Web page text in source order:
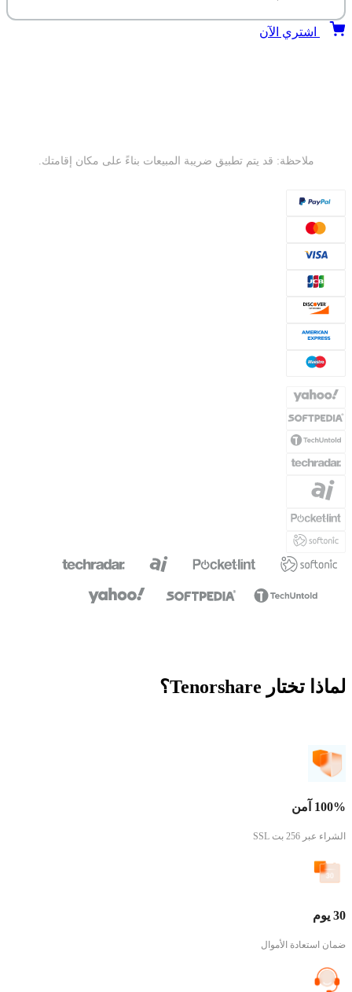
اشتري الآن
ملاحظة: قد يتم تطبيق ضريبة المبيعات بناءً على مكان إقامتك.
لماذا تختار Tenorshare؟
100% آمن
الشراء عبر 256 بت SSL
30 يوم
ضمان استعادة الأموال